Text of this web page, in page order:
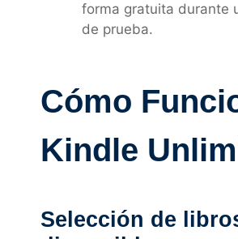
forma gratuita durante
de prueba.
Cómo
Kindle
Selección de